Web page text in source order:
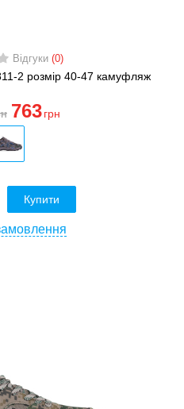
Відгуки (0)
2 розмір 40-47 камуфляж
763 грн
Купити